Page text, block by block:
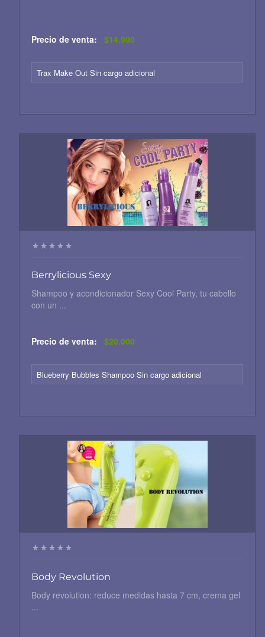
Precio de venta: $14.900
Trax Make Out Sin cargo adicional
Berrylicious Sexy
Shampoo y acondicionador Sexy Cool Party, tu cabello
con un ...
Precio de venta: $20.000
Blueberry Bubbles Shampoo Sin cargo adicional
Body Revolution
Body revolution: reduce medidas hasta 7 cm, crema gel
...